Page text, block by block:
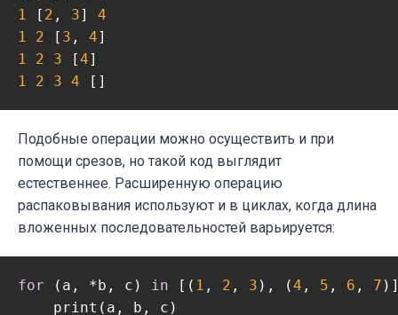
1 [ 2 , 3] 4
1
2 [ 3 , 4
1
2 3 [4
1
2 3 4 []
Подобные операции можно осуществить и при
помощи срезов, но такой код выглядит
естественнее. Расширенную операцию
распаковывания используют и в циклах, когда длина
вложенных последовательностей варьируется:
for (a, *b, c) in [( 1 , 2 , 3 ), (4 , 5 , 6 , 7
    print(a, b, c)